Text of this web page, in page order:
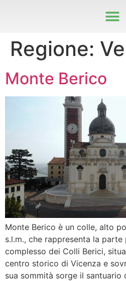
Regione:
Monte Berico
Monte Berico è un colle, alto
s.l.m., che rappresenta la
complesso dei Colli Berici,
centro storico di Vicenza e
sua sommità sorge il santuario